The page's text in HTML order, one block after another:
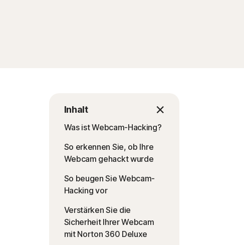
Inhalt
Was ist Webcam-Hacking?
So erkennen Sie, ob Ihre
Webcam gehackt wurde
So beugen Sie Webcam-
Hacking vor
Verstärken Sie die
Sicherheit Ihrer Webcam
mit Norton 360 Deluxe